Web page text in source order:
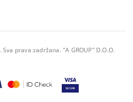
prava zadržana. "A GROUP" D.O.O.